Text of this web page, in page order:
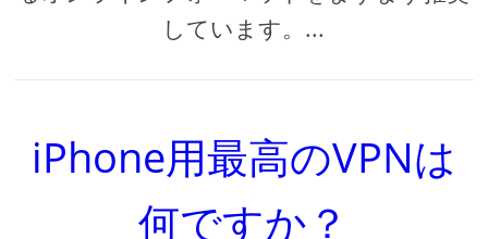
しています。...
iPhone用最高のVPNは
何ですか？